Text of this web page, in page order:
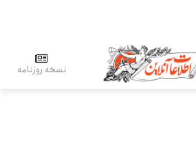
نسخه روزنامه